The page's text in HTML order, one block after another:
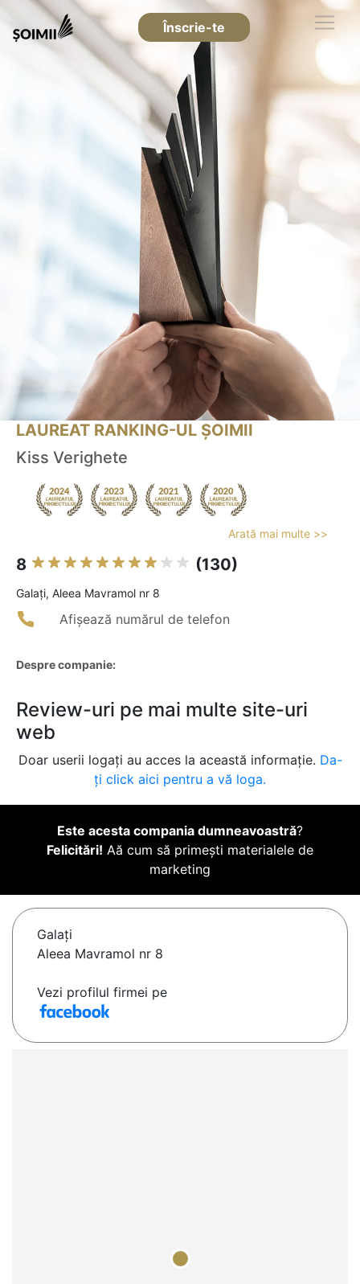
Înscrie-te
LAUREAT RANKING-UL ȘOIMII
Kiss Verighete
Arată mai multe >>
8 (130)
Galaţi, Aleea Mavramol nr 8
Afișează numărul de telefon
Despre companie:
Review-uri pe mai multe site-uri
web
Doar userii logați au acces la această informație. Da-
ți click aici pentru a vă loga.
Este acesta compania dumneavoastră?
Felicitări! Aă cum să primești materialele de
marketing
Galaţi
Aleea Mavramol nr 8
Vezi profilul firmei pe